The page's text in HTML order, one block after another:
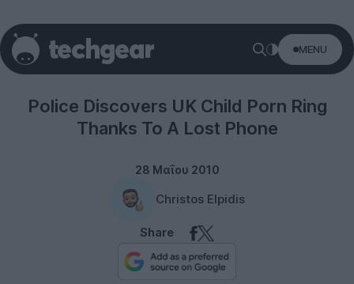
MENU
Police Discovers UK Child Porn Ring
Thanks To A Lost Phone
28 Μαΐου 2010
Christos Elpidis
Share